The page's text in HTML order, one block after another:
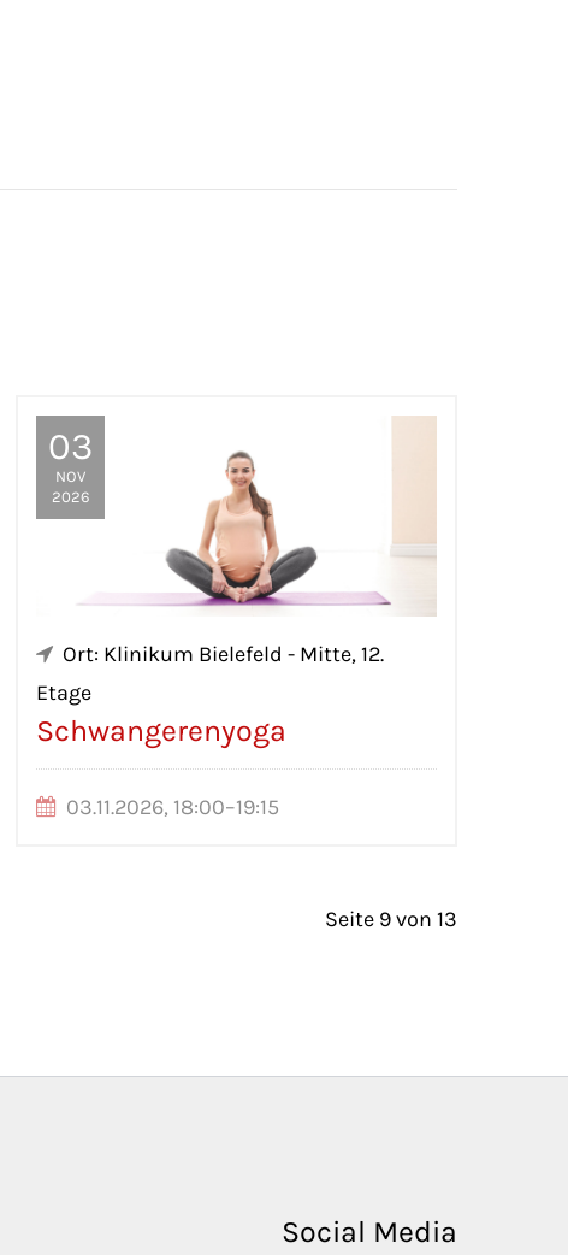
03
NOV
2026
Ort: Klinikum Bielefeld - Mitte, 12.
Etage
Schwangerenyoga
03.11.2026, 18:00–19:15
Seite 9 von 13
Social Media